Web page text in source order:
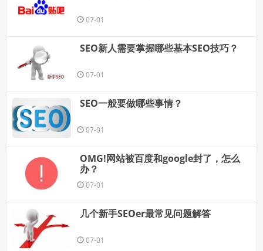
07-01
SEO新人需要掌握哪些基本SEO技巧？
07-01
SEO一般要做哪些事情？
07-01
OMG!网站被百度和google封了，怎么
办？
07-01
几个新手SEOer最常见问题解答
07-01